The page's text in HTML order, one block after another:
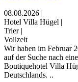
08.08.2026 |
Hotel Villa Hügel |
Trier |
Vollzeit
Wir haben im Februar
auf der Suche nach
Boutiquehotel Villa
Deutschlands. ..